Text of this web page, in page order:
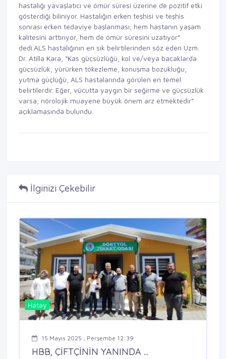
hastalığı yavaşlatıcı ve ömür süresi üzerine de pozitif etki
gösterdiği biliniyor. Hastalığın erken teşhisi ve teşhis
sonrası erken tedaviye başlanması; hem hastanın yaşam
kalitesini arttırıyor, hem de ömür süresini uzatıyor”
dedi.ALS hastalığının en sık belirtilerinden söz eden Uzm.
Dr. Atilla Kara, “Kas güçsüzlüğü, kol ve/veya bacaklarda
güçsüzlük, yürürken tökezleme, konuşma bozukluğu,
yutma güçlüğü, ALS hastalarında görülen en temel
belirtilerdir. Eğer, vücutta yaygın bir seğirme ve güçsüzlük
varsa, nörolojik muayene büyük önem arz etmektedir”
açıklamasında bulundu.
İlginizi Çekebilir
Hatay
15 Mayıs 2025 , Perşembe 12:39
HBB, ÇİFTÇİNİN YANINDA ...